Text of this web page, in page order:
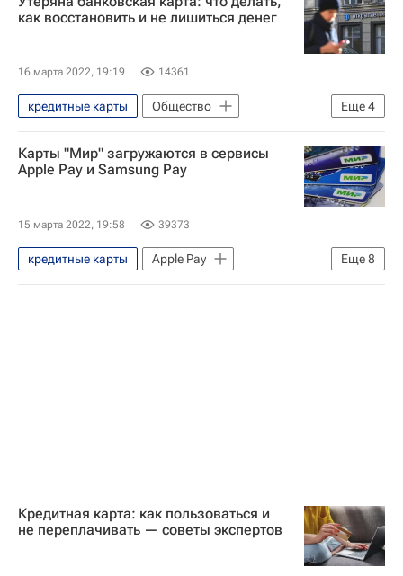
как восстановить и не лишиться денег
16 марта 2022, 19:19 14361
Еще4
кредитные карты
Общество
Технологии
Банки
Банковские карты
Карты
Карты "Мир" загружаются в сервисы
Apple Pay и Samsung Pay
15 марта 2022, 19:58 39373
Еще8
кредитные карты
Apple Pay
Samsung
Apple
Технологии
Кредитная карта: как пользоваться и
не переплачивать — советы экспертов